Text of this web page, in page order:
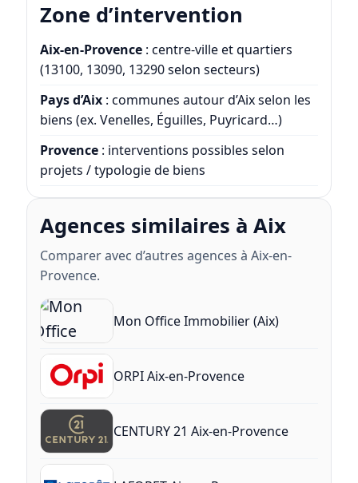
Zone d’intervention
Aix-en-Provence: centre-ville et quartiers
(13100, 13090, 13290 selon secteurs)
Pays d’Aix: communes autour d’Aix selon les
biens (ex. Venelles, Éguilles, Puyricard…)
Provence: interventions possibles selon
projets / typologie de biens
Agences similaires à Aix
Comparer avec d’autres agences à Aix-en-
Provence.
Mon Office Immobilier (Aix)
ORPI Aix-en-Provence
CENTURY 21 Aix-en-Provence